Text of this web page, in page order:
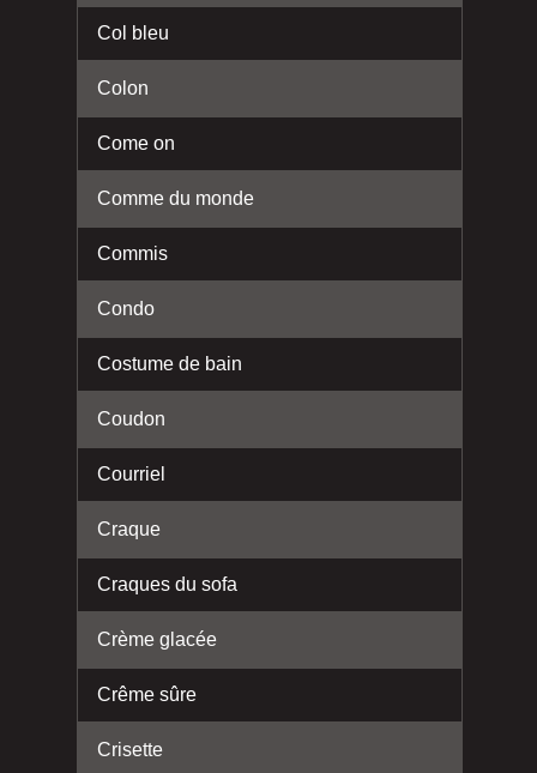
Col bleu
Colon
Come on
Comme du monde
Commis
Condo
Costume de bain
Coudon
Courriel
Craque
Craques du sofa
Crème glacée
Crême sûre
Crisette